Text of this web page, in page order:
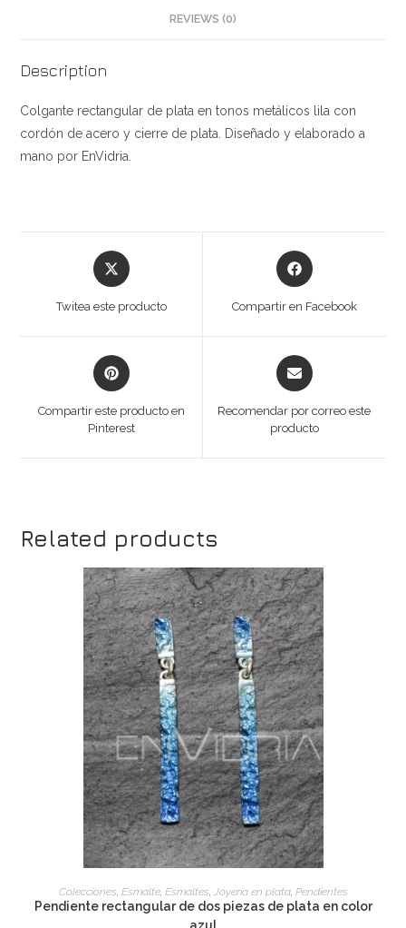
REVIEWS (0)
Description
Colgante rectangular de plata en tonos metálicos lila con
cordón de acero y cierre de plata. Diseñado y elaborado a
mano por EnVidria.
Opens
in
Twitea este producto
Opens
in
Compartir en Facebook
Opens
in
new
Compartir este producto en
Pinterest
Opens
in
new
Recomendar por correo este
producto
Related products
ADD TO CART
Colecciones, Esmalte, Esmaltes, Joyería en plata, Pendientes
Pendiente rectangular de dos piezas de plata en color